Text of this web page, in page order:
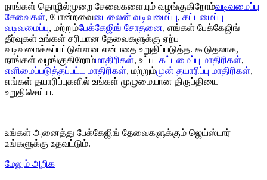
நாங்கள் தொழில்முறை சேவைகளையும் வழங்குகிறோம்வடிவமைப்பு
சேவைகள், போன்றவைடைலைன் வடிவமைப்பு, கட்டமைப்பு
வடிவமைப்பு, மற்றும்பேக்கேஜிங் சோதனை, எங்கள் பேக்கேஜிங்
தீர்வுகள் உங்கள் சரியான தேவைகளுக்கு ஏற்ப
வடிவமைக்கப்பட்டுள்ளன என்பதை உறுதிப்படுத்த. கூடுதலாக,
நாங்கள் வழங்குகிறோம்மாதிரிகள், உட்பட கட்டமைப்பு மாதிரிகள்,
எளிமைப்படுத்தப்பட்ட மாதிரிகள், மற்றும்முன் தயாரிப்பு மாதிரிகள்,
எங்கள் தயாரிப்புகளில் உங்கள் முழுமையான திருப்தியை
உறுதிசெய்ய.
உங்கள் அனைத்து பேக்கேஜிங் தேவைகளுக்கும் ஜெய்ஸ்டார்
உங்களுக்கு உதவட்டும்.
மேலும் அறிக